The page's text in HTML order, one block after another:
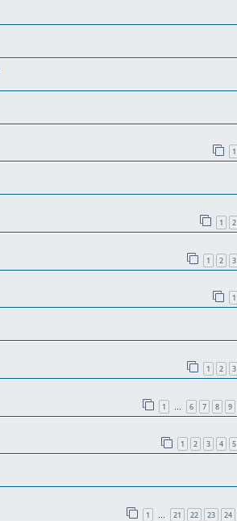
1
1 2
1 2 3
1
1 2 3
1 … 6 7 8 9
1 2 3 4 5
1 … 21 22 23 24